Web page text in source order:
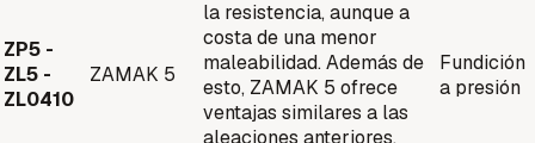
ZP5 -
ZL5 -
ZL0410
ZAMAK 5
la resistencia, aunque a
costa de una menor
maleabilidad. Además de
esto, ZAMAK 5 ofrece
ventajas similares a las
aleaciones anteriores,
Fundición
a presión